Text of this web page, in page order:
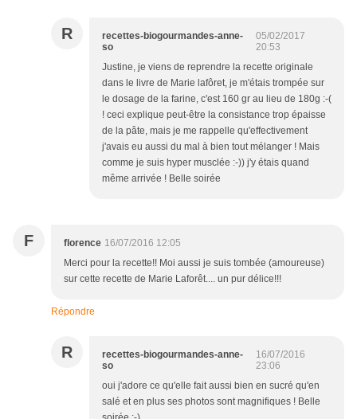
R
recettes-biogourmandes-anne-
so
05/02/2017
20:53
Justine, je viens de reprendre la recette originale
dans le livre de Marie lafôret, je m'étais trompée sur
le dosage de la farine, c'est 160 gr au lieu de 180g :-(
! ceci explique peut-être la consistance trop épaisse
de la pâte, mais je me rappelle qu'effectivement
j'avais eu aussi du mal à bien tout mélanger ! Mais
comme je suis hyper musclée :-)) j'y étais quand
même arrivée ! Belle soirée
F florence 16/07/2016 12:05
Merci pour la recette!! Moi aussi je suis tombée (amoureuse)
sur cette recette de Marie Laforêt.... un pur délice!!!
Répondre
R
recettes-biogourmandes-anne-
so
16/07/2016
23:06
oui j'adore ce qu'elle fait aussi bien en sucré qu'en
salé et en plus ses photos sont magnifiques ! Belle